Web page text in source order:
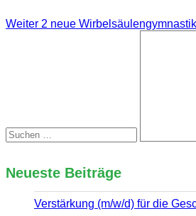
Weiter 2 neue
Neueste Beiträge
Verstärkung (m/w/d) für die